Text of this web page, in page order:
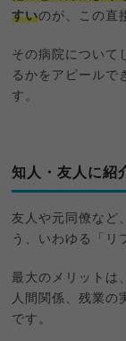
すいのが、この直
その病院について
るかをアピールで
す。
知人・友人に紹
友人や元同僚など
う、いわゆる「リ
最大のメリットは
人間関係、残業の
です。